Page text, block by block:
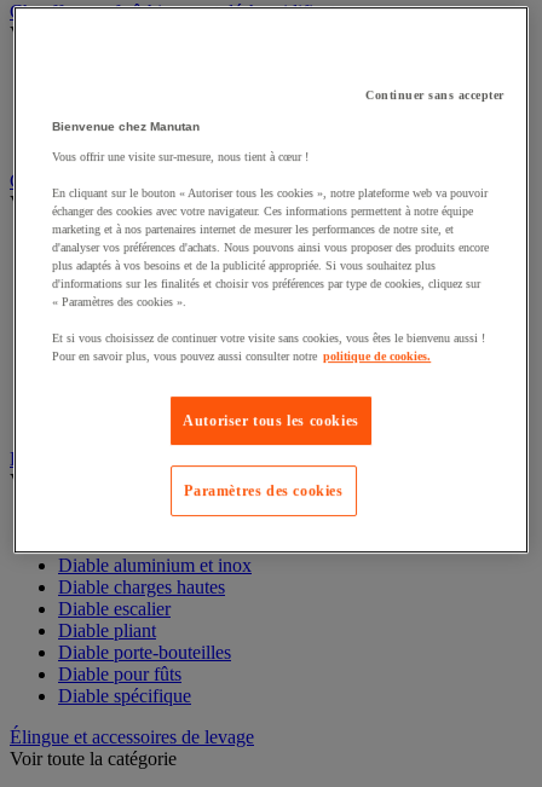
Chauffage, rafraîchisseur et déshumidificateur
Voir toute la catégorie
Chauffage électrique
Convoyeur
Voir toute la catégorie
Accessoires pour convoyeur
Bille de manutention
Convoyeur à rouleaux
Convoyeur extensible et mobile
Convoyeur motorisé à bande
Convoyeur pour palettes
Rouleau de manutention et galet pour convoyeur
Diable
Voir toute la catégorie
Accessoires pour diable
Diable aluminium et inox
Diable charges hautes
Diable escalier
Diable pliant
Diable porte-bouteilles
Diable pour fûts
Diable spécifique
Élingue et accessoires de levage
Voir toute la catégorie
Continuer sans accepter
Bienvenue chez Manutan
Vous offrir une visite sur-mesure, nous tient à cœur !
En cliquant sur le bouton « Autoriser tous les cookies », notre plateforme web va pouvoir
échanger des cookies avec votre navigateur. Ces informations permettent à notre équipe
marketing et à nos partenaires internet de mesurer les performances de notre site, et
d'analyser vos préférences d'achats. Nous pouvons ainsi vous proposer des produits encore
plus adaptés à vos besoins et de la publicité appropriée. Si vous souhaitez plus
d'informations sur les finalités et choisir vos préférences par type de cookies, cliquez sur
« Paramètres des cookies ».
Et si vous choisissez de continuer votre visite sans cookies, vous êtes le bienvenu aussi !
Pour en savoir plus, vous pouvez aussi consulter notre politique de cookies.
Autoriser tous les cookies
Paramètres des cookies